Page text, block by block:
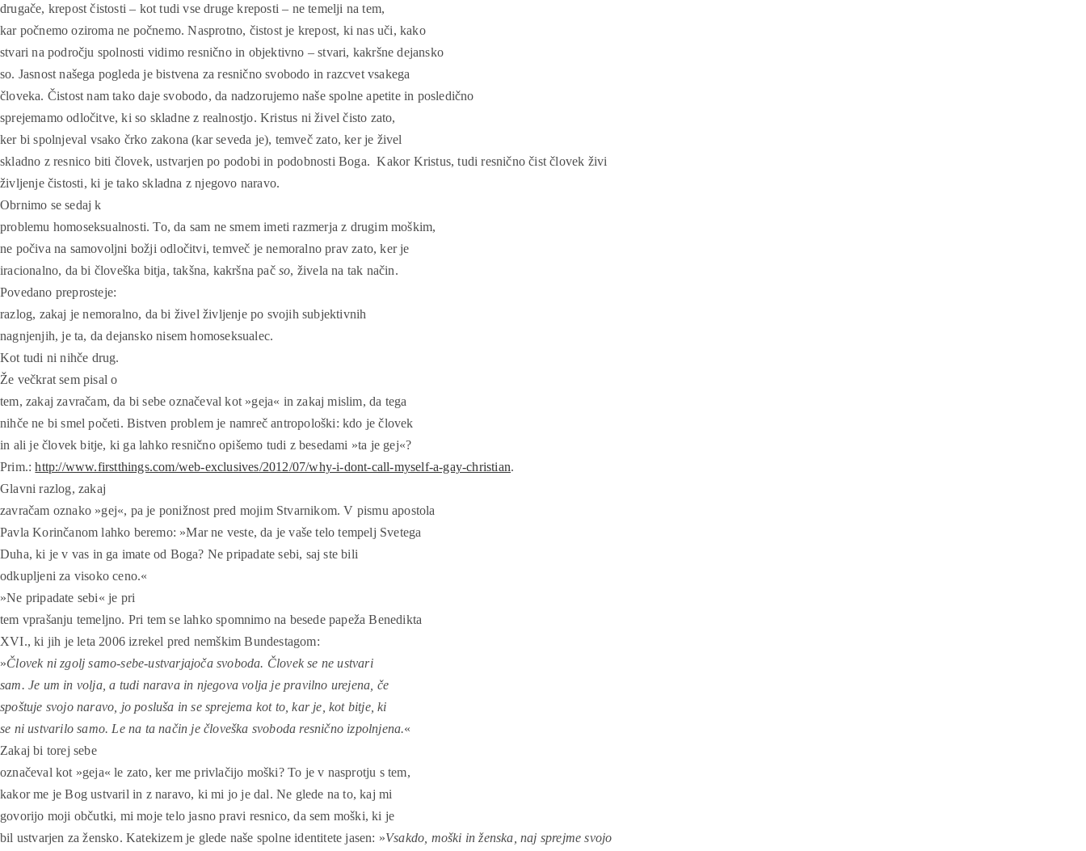
drugače, krepost čistosti – kot tudi vse druge kreposti – ne temelji na tem,
kar počnemo oziroma ne počnemo. Nasprotno, čistost je krepost, ki nas uči, kako
stvari na področju spolnosti vidimo resnično in objektivno – stvari, kakršne dejansko
so. Jasnost našega pogleda je bistvena za resnično svobodo in razcvet vsakega
človeka. Čistost nam tako daje svobodo, da nadzorujemo naše spolne apetite in posledično
sprejemamo odločitve, ki so skladne z realnostjo. Kristus ni živel čisto zato,
ker bi spolnjeval vsako črko zakona (kar seveda je), temveč zato, ker je živel
skladno z resnico biti človek, ustvarjen po podobi in podobnosti Boga. Kakor Kristus, tudi resnično čist človek živi
življenje čistosti, ki je tako skladna z njegovo naravo.
Obrnimo se sedaj k
problemu homoseksualnosti. To, da sam ne smem imeti razmerja z drugim moškim,
ne počiva na samovoljni božji odločitvi, temveč je nemoralno prav zato, ker je
iracionalno, da bi človeška bitja, takšna, kakršna pač so, živela na tak način.
Povedano preprosteje:
razlog, zakaj je nemoralno, da bi živel življenje po svojih subjektivnih
nagnjenjih, je ta, da dejansko nisem homoseksualec.
Kot tudi ni nihče drug.
Že večkrat sem pisal o
tem, zakaj zavračam, da bi sebe označeval kot »geja« in zakaj mislim, da tega
nihče ne bi smel početi. Bistven problem je namreč antropološki: kdo je človek
in ali je človek bitje, ki ga lahko resnično opišemo tudi z besedami »ta je gej«?
Prim.:http://www.firstthings.com/web-exclusives/2012/07/why-i-dont-call-myself-a-gay-christian.
Glavni razlog, zakaj
zavračam oznako »gej«, pa je ponižnost pred mojim Stvarnikom. V pismu apostola
Pavla Korinčanom lahko beremo: »Mar ne veste, da je vaše telo tempelj Svetega
Duha, ki je v vas in ga imate od Boga? Ne pripadate sebi, saj ste bili
odkupljeni za visoko ceno.«
»Ne pripadate sebi« je pri
tem vprašanju temeljno. Pri tem se lahko spomnimo na besede papeža Benedikta
XVI., ki jih je leta 2006 izrekel pred nemškim Bundestagom:
»Človek ni zgolj samo-sebe-ustvarjajoča svoboda. Človek se ne ustvari
sam. Je um in volja, a tudi narava in njegova volja je pravilno urejena, če
spoštuje svojo naravo, jo posluša in se sprejema kot to, kar je, kot bitje, ki
se ni ustvarilo samo. Le na ta način je človeška svoboda resnično izpolnjena.«
Zakaj bi torej sebe
označeval kot »geja« le zato, ker me privlačijo moški? To je v nasprotju s tem,
kakor me je Bog ustvaril in z naravo, ki mi jo je dal. Ne glede na to, kaj mi
govorijo moji občutki, mi moje telo jasno pravi resnico, da sem moški, ki je
bil ustvarjen za žensko. Katekizem je glede naše spolne identitete jasen: »Vsakdo, moški in ženska, naj sprejme svojo